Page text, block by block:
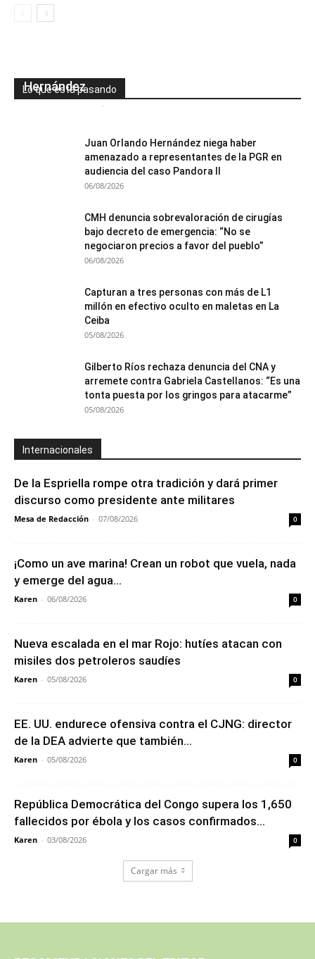
Lo que está pasando
Hernández
-
Juan Orlando Hernández niega haber
amenazado a representantes de la PGR en
audiencia del caso Pandora II
06/08/2026
CMH denuncia sobrevaloración de cirugías
bajo decreto de emergencia: “No se
negociaron precios a favor del pueblo”
06/08/2026
Capturan a tres personas con más de L1
millón en efectivo oculto en maletas en La
Ceiba
05/08/2026
Gilberto Ríos rechaza denuncia del CNA y
arremete contra Gabriela Castellanos: “Es una
tonta puesta por los gringos para atacarme”
05/08/2026
Internacionales
De la Espriella rompe otra tradición y dará primer
discurso como presidente ante militares
Mesa de Redacción - 07/08/2026 0
¡Como un ave marina! Crean un robot que vuela, nada
y emerge del agua...
Karen - 06/08/2026 0
Nueva escalada en el mar Rojo: hutíes atacan con
misiles dos petroleros saudíes
Karen - 05/08/2026 0
EE. UU. endurece ofensiva contra el CJNG: director
de la DEA advierte que también...
Karen - 05/08/2026 0
República Democrática del Congo supera los 1,650
fallecidos por ébola y los casos confirmados...
Karen - 03/08/2026 0
Cargar más